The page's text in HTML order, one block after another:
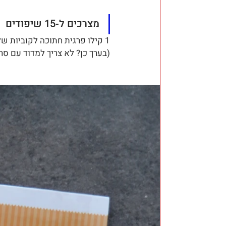
מצרכים ל-15 שיפודים
1 קילו פרגית חתוכה לקוביות של 3X3 ס"מ
(בערך כן? לא צריך למדוד עם